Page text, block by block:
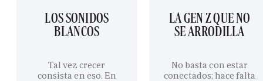
LOS SONIDOS
BLANCOS
Tal vez crecer
consista en eso. En
LA GEN Z QUE NO
SE ARRODILLA
No basta con estar
conectados; hace falta